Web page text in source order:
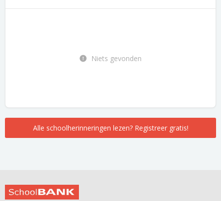
Niets gevonden
Alle schoolherinneringen lezen? Registreer gratis!